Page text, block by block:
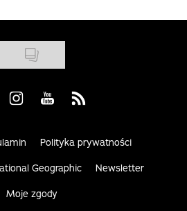
on Facebook
Visit us on Instagram
Visit us on Youtube
Visit us on Rss
Polityka prywatności
Geographic Newsletter
Moje zgody